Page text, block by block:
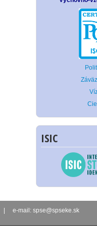
ISIC
| e-mail: spse@spseke.sk